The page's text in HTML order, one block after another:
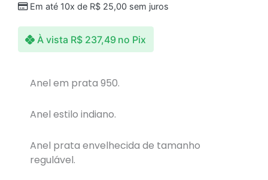
Em até 10x de R$25,00sem juros
À vista R$237,49 no Pix
Anel em prata 950.
Anel estilo indiano.
Anel prata envelhecida de tamanho
regulável.